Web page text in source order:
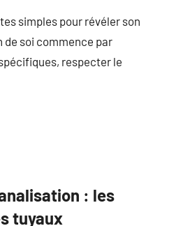
simples pour révéler son
de soi commence par
respecter le
: les
tuyaux